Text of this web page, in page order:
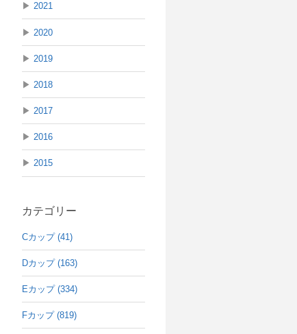
▶ 2021
▶ 2020
▶ 2019
▶ 2018
▶ 2017
▶ 2016
▶ 2015
カテゴリー
Cカップ (41)
Dカップ (163)
Eカップ (334)
Fカップ (819)